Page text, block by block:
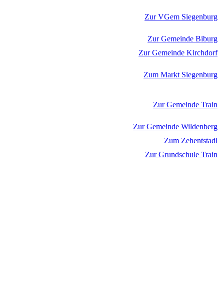
Zur VGem Siegenburg
Zur Gemeinde Biburg
Zur Gemeinde Kirchdorf
Zum Markt Siegenburg
Zur Gemeinde Train
Zur Gemeinde Wildenberg
Zum Zehentstadl
Zur Grundschule Train